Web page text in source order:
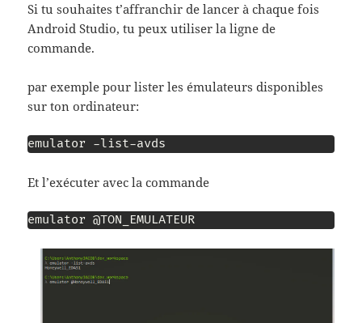
Si tu souhaites t’affranchir de lancer à chaque fois
Android Studio, tu peux utiliser la ligne de
commande.
par exemple pour lister les émulateurs disponibles
sur ton ordinateur:
emulator -list-avds
Et l’exécuter avec la commande
emulator @TON_EMULATEUR